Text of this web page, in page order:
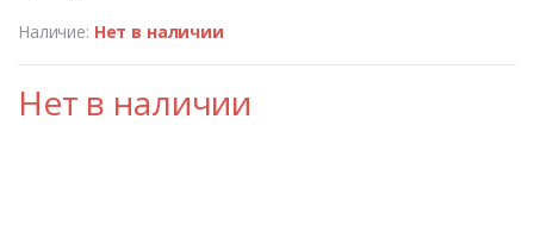
Наличие: Нет в наличии
Нет в наличии